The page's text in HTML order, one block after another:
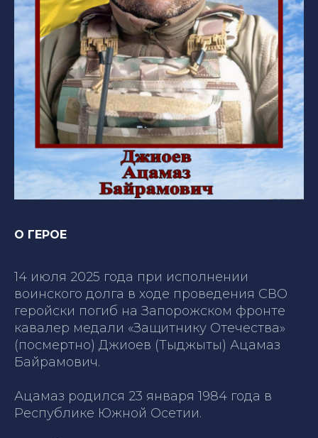
О ГЕРОЕ
14 июля 2025 года при исполнении
воинского долга в ходе проведения СВО
геройски погиб на Запорожском фронте
кавалер медали «Защитнику Отечества»
(посмертно) Джиоев (Тыджыты) Ацамаз
Байрамович.
Ацамаз родился 23 января 1984 года в
Республике Южной Осетии.